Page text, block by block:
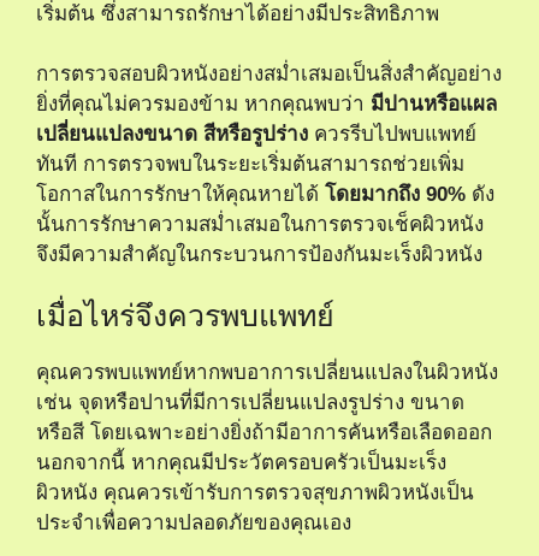
เริ่มต้น ซึ่งสามารถรักษาได้อย่างมีประสิทธิภาพ
การตรวจสอบผิวหนังอย่างสม่ำเสมอเป็นสิ่งสำคัญอย่าง
ยิ่งที่คุณไม่ควรมองข้าม หากคุณพบว่า มีปานหรือแผล
เปลี่ยนแปลงขนาด สีหรือรูปร่าง ควรรีบไปพบแพทย์
ทันที การตรวจพบในระยะเริ่มต้นสามารถช่วยเพิ่ม
โอกาสในการรักษาให้คุณหายได้ โดยมากถึง 90% ดัง
นั้นการรักษาความสม่ำเสมอในการตรวจเช็คผิวหนัง
จึงมีความสำคัญในกระบวนการป้องกันมะเร็งผิวหนัง
เมื่อไหร่จึงควรพบแพทย์
คุณควรพบแพทย์หากพบอาการเปลี่ยนแปลงในผิวหนัง
เช่น จุดหรือปานที่มีการเปลี่ยนแปลงรูปร่าง ขนาด
หรือสี โดยเฉพาะอย่างยิ่งถ้ามีอาการคันหรือเลือดออก
นอกจากนี้ หากคุณมีประวัตครอบครัวเป็นมะเร็ง
ผิวหนัง คุณควรเข้ารับการตรวจสุขภาพผิวหนังเป็น
ประจำเพื่อความปลอดภัยของคุณเอง